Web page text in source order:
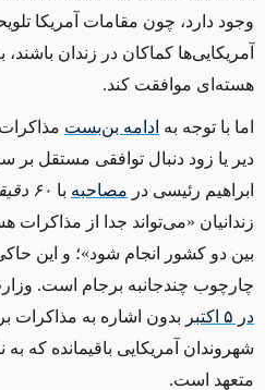
وجود دارد، چون مقامات آمریکا
آمریکایی‌ها کماکان در زندان
هسته‌ای موافقت کند.
اما با توجه به ادامه بن‌بست
دیر یا زود دنبال توافقی مستقل بر
ابراهیم رئیسی در مصاحبه با ۶۰ دقیقه
زندانیان «می‌تواند جدا از
بین دو کشور انجام ‌شود»؛ و این
چارچوب چندجانبه برجام است.
در ۵ اکتبر
بدون اشاره به مذاکرات
شهروندان آمریکایی باقیمانده که
متعهد است.